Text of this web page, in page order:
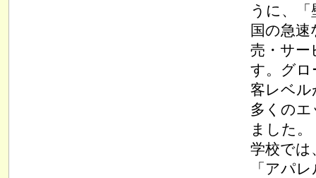
うに、
国の急
売・サー
す。グロ
客レベル
多くの
ました。
学校では
「アパ